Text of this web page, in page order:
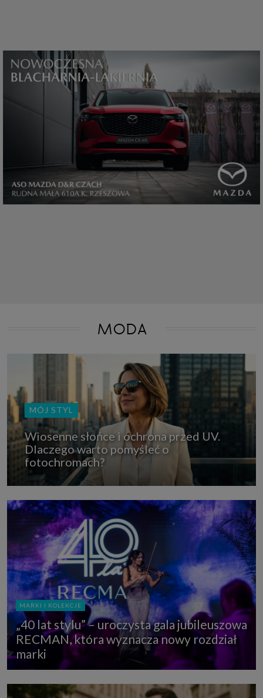
funkcjonowanie plików cookies itp. oraz jak usunąć takie pliki z Twojego
urządzenia.
Twoje uprawnienia
Przysługują Ci następujące uprawnienia wobec Twoich danych i ich
przetwarzania przez nas, inne podmioty z Grupy SAGIER i Zaufanych
1. Jeśli udzieliłeś zgody na przetwarzanie danych możesz ją w każdej
chwili wycofać (cofnięcie zgody oczywiście nie uchyli zgodności z prawem
przetwarzania już dokonanego na jej podstawie);
2. Masz również prawo żądania dostępu do Twoich danych osobowych, ich
sprostowania, usunięcia lub ograniczenia przetwarzania, prawo do
przeniesienia danych, wyrażenia sprzeciwu wobec przetwarzania danych
oraz prawo do wniesienia skargi do organu nadzorczego, którym w Polsce
jest Prezes Urzędu Ochrony Danych Osobowych.
Pod tym adresem
znajdziesz dodatkowe informacje dotyczące przetwarzania danych i
Twoich uprawnień.
MODA
MÓJ STYL
Wiosenne słońce i ochrona przed UV.
Dlaczego warto pomyśleć o
fotochromach?
MARKI I KOLEKCJE
„40 lat stylu” – uroczysta gala jubileuszowa
RECMAN, która wyznacza nowy rozdział
marki